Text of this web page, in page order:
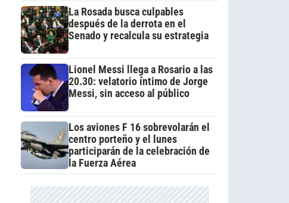
La Rosada busca culpables
después de la derrota en el
Senado y recalcula su estrategia
Lionel Messi llega a Rosario a las
20.30: velatorio íntimo de Jorge
Messi, sin acceso al público
Los aviones F 16 sobrevolarán el
centro porteño y el lunes
participarán de la celebración de
la Fuerza Aérea